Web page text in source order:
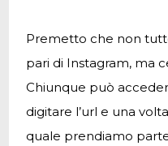
Premetto che non
pari di Instagram, ma
Chiunque può
digitare l’url e una
quale prendiamo